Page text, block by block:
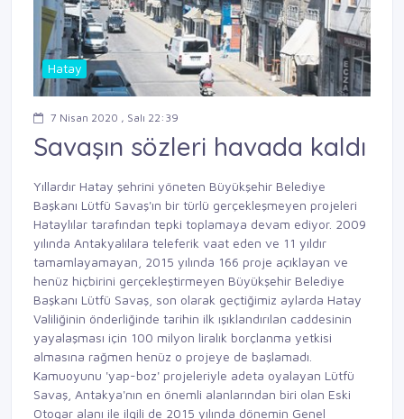
Hatay
7 Nisan 2020 , Salı 22:39
Savaşın sözleri havada kaldı
Yıllardır Hatay şehrini yöneten Büyükşehir Belediye
Başkanı Lütfü Savaş'ın bir türlü gerçekleşmeyen projeleri
Hataylılar tarafından tepki toplamaya devam ediyor. 2009
yılında Antakyalılara teleferik vaat eden ve 11 yıldır
tamamlayamayan, 2015 yılında 166 proje açıklayan ve
henüz hiçbirini gerçekleştirmeyen Büyükşehir Belediye
Başkanı Lütfü Savaş, son olarak geçtiğimiz aylarda Hatay
Valiliğinin önderliğinde tarihin ilk ışıklandırılan caddesinin
yayalaşması için 100 milyon liralık borçlanma yetkisi
almasına rağmen henüz o projeye de başlamadı.
Kamuoyunu 'yap-boz' projeleriyle adeta oyalayan Lütfü
Savaş, Antakya'nın en önemli alanlarından biri olan Eski
Otogar alanı ile ilgili de 2015 yılında dönemin Genel